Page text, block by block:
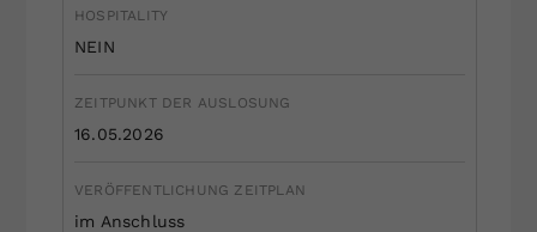
HOSPITALITY
NEIN
ZEITPUNKT DER AUSLOSUNG
16.05.2026
VERÖFFENTLICHUNG ZEITPLAN
im Anschluss